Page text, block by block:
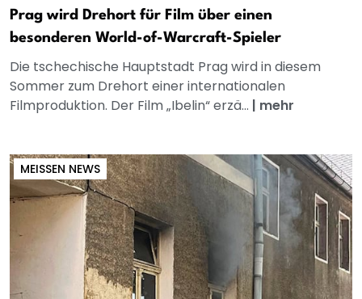
Prag wird Drehort für Film über einen
besonderen World-of-Warcraft-Spieler
Die tschechische Hauptstadt Prag wird in diesem
Sommer zum Drehort einer internationalen
Filmproduktion. Der Film „Ibelin“ erzä... | mehr
MEISSEN NEWS